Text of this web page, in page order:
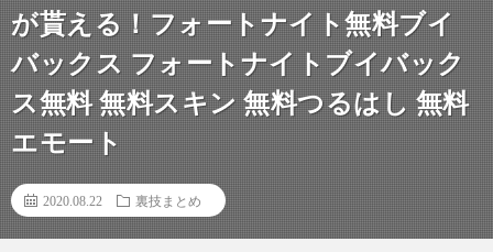
が貰える！フォートナイト無料ブイ
バックス フォートナイトブイバック
ス無料 無料スキン 無料つるはし 無料
エモート
2020.08.22 裏技まとめ